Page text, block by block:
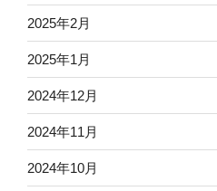
2025年2月
2025年1月
2024年12月
2024年11月
2024年10月